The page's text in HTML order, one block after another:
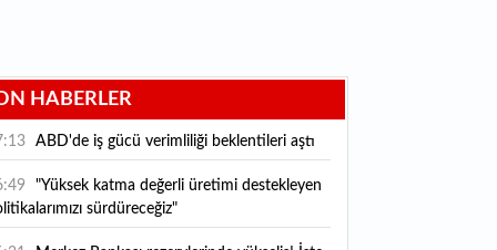
HABERLER
ABD'de iş gücü verimliliği beklentileri aştı
"Yüksek katma değerli üretimi destekleyen
sürdüreceğiz"